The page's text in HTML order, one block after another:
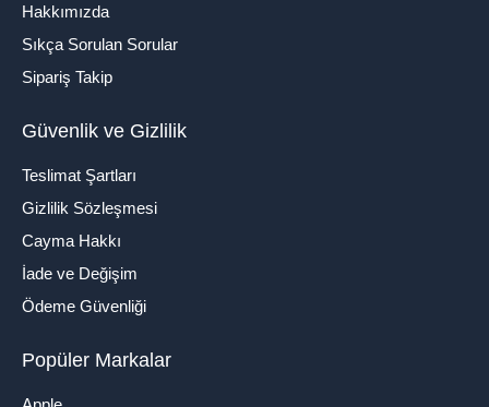
Hakkımızda
Sıkça Sorulan Sorular
Sipariş Takip
Güvenlik ve Gizlilik
Teslimat Şartları
Gizlilik Sözleşmesi
Cayma Hakkı
İade ve Değişim
Ödeme Güvenliği
Popüler Markalar